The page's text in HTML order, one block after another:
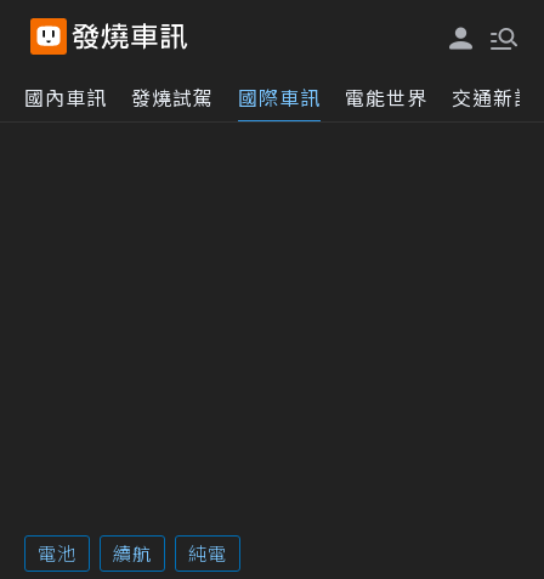
國內車訊 發燒試駕 國際車訊 電能世界 交通新訊
電池 續航 純電